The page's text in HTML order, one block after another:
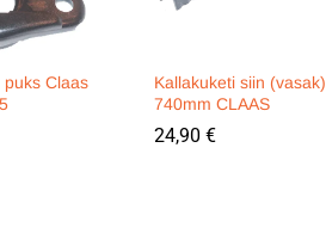
puks Claas
Kallakuketi siin (vasak)
740mm CLAAS
24,90 €